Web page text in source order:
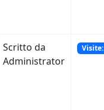
Scritto da
Administrator